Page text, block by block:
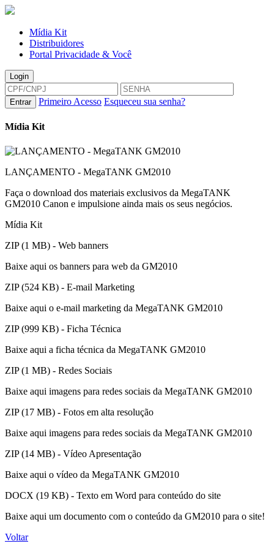
Mídia Kit
Distribuidores
Portal Privacidade & Você
Login
Entrar Primeiro Acesso Esqueceu sua senha?
Mídia Kit
LANÇAMENTO - MegaTANK GM2010
Faça o download dos materiais exclusivos da MegaTANK
GM2010 Canon e impulsione ainda mais os seus negócios.
Mídia Kit
ZIP (1 MB) - Web banners
Baixe aqui os banners para web da GM2010
ZIP (524 KB) - E-mail Marketing
Baixe aqui o e-mail marketing da MegaTANK GM2010
ZIP (999 KB) - Ficha Técnica
Baixe aqui a ficha técnica da MegaTANK GM2010
ZIP (1 MB) - Redes Sociais
Baixe aqui imagens para redes sociais da MegaTANK GM2010
ZIP (17 MB) - Fotos em alta resolução
Baixe aqui imagens para redes sociais da MegaTANK GM2010
ZIP (14 MB) - Vídeo Apresentação
Baixe aqui o vídeo da MegaTANK GM2010
DOCX (19 KB) - Texto em Word para conteúdo do site
Baixe aqui um documento com o conteúdo da GM2010 para o site!
Voltar